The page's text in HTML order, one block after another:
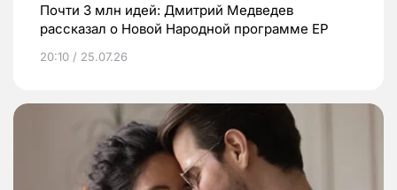
Почти 3 млн идей: Дмитрий Медведев
рассказал о Новой Народной программе ЕР
20:10 / 25.07.26